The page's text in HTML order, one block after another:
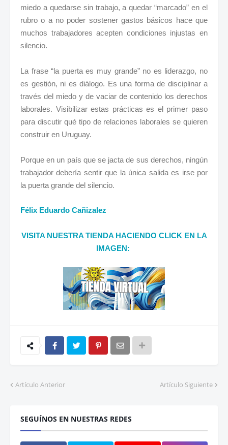
miedo a quedarse sin trabajo, a quedar “marcado” en el
rubro o a no poder sostener gastos básicos hace que
muchos trabajadores acepten condiciones injustas en
silencio.
La frase “la puerta es muy grande” no es liderazgo, no
es gestión, ni es diálogo. Es una forma de disciplinar a
través del miedo y de vaciar de contenido los derechos
laborales. Visibilizar estas prácticas es el primer paso
para discutir qué tipo de relaciones laborales se quieren
construir en Uruguay.
Porque en un país que se jacta de sus derechos, ningún
trabajador debería sentir que la única salida es irse por
la puerta grande del silencio.
Félix Eduardo Cañizalez
VISITA NUESTRA TIENDA HACIENDO CLICK EN LA
IMAGEN:
Artículo Anterior Artículo Siguiente
SEGUÍNOS EN NUESTRAS REDES